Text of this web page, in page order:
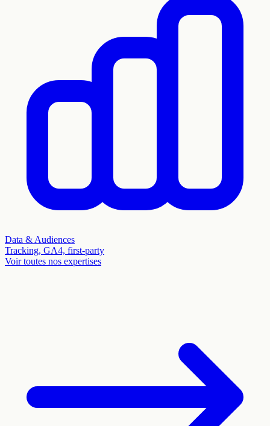
Data & Audiences
Tracking, GA4, first-party
Voir toutes nos expertises